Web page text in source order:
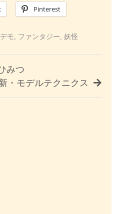
Pinterest
モ, ファンタジー, 妖怪
みつ
・モデルテクニクス